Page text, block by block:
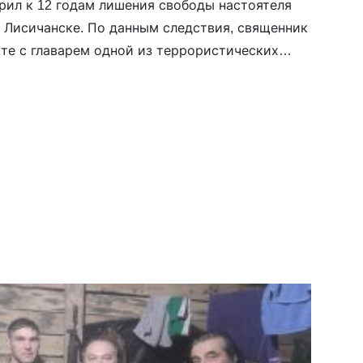
к 12 годам лишения свободы настоятеля
По данным следствия, священник
с главарем одной из террористических
с 2014 года. Его задержали в апреле.
СБУ, он передавал оккупантам информацию
и числе украинских войск на
а также в районе Северодонецка. […]